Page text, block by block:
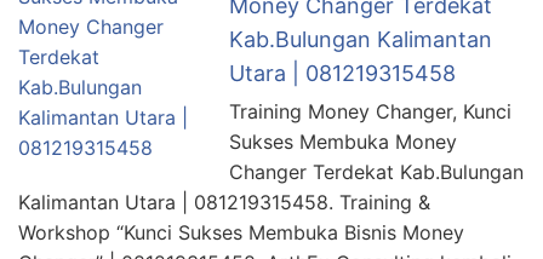
Money Changer Terdekat
Kab.Bulungan Kalimantan
Utara | 081219315458
Training Money Changer, Kunci
Sukses Membuka Money
Changer Terdekat Kab.Bulungan
Kalimantan Utara | 081219315458. Training &
Workshop “Kunci Sukses Membuka Bisnis Money